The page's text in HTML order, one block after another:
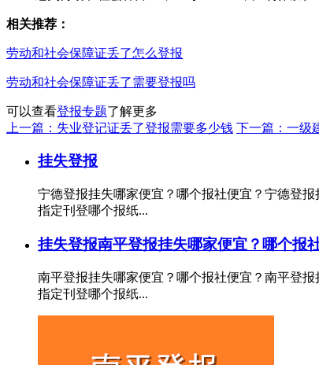
相关推荐：
劳动和社会保障证丢了怎么登报
劳动和社会保障证丢了需要登报吗
可以查看登报专题了解更多
上一篇：失业登记证丢了登报需要多少钱 下一篇：一级
挂失登报
宁德登报挂失哪家便宜？哪个报社便宜？宁德登
指定刊登哪个报纸...
挂失登报南平登报挂失哪家便宜？哪个报
南平登报挂失哪家便宜？哪个报社便宜？南平登
指定刊登哪个报纸...